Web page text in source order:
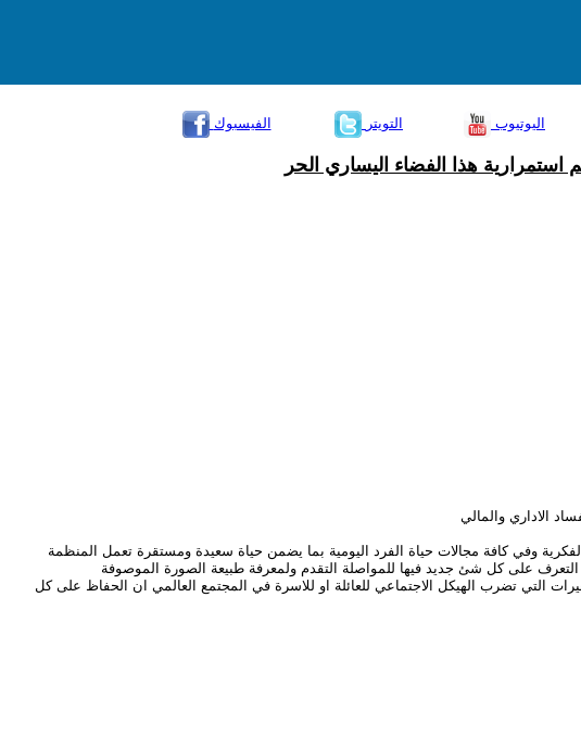
الفيسبوك
التويتر اليوتيوب
استمرارية هذا الفضاء اليساري الحر
الاداري والمالي
وفي كافة مجالات حياة الفرد اليومية بما يضمن حياة سعيدة ومستقرة تعمل المنظمة
على كل شئ جديد فيها للمواصلة التقدم ولمعرفة طبيعة الصورة الموصوفة
التي تضرب الهيكل الاجتماعي للعائلة او للاسرة في المجتمع العالمي ان الحفاظ على كل